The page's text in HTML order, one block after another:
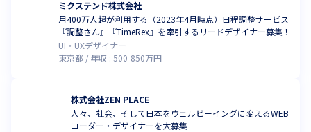
ミクステンド株式会社
月400万人超が利用する（2023年4月時点）日程調整サービス
『調整さん』『TimeRex』を牽引するリードデザイナー募集！
UI・UXデザイナー
東京都
年収 :500-850万円
株式会社ZEN PLACE
人々、社会、そして日本をウェルビーイングに変えるWEB
コーダー・デザイナーを大募集